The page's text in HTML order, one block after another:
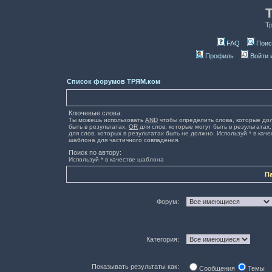
FAQ
Профиль
Войти
Список форумов ТРЯМ.ком
Ключевые слова:
Ты можешь использовать AND чтобы определить слова, которые
быть в результатах, OR для слов, которые могут быть в
для слов, которых в результатах быть не должно. Используй * в
шаблона для частичного совпадения.
Поиск по автору:
Используй * в качестве шаблона
Форум:
Категория:
Показывать результаты как: Сообщения Темы